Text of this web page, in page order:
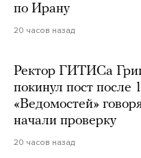
по Ирану
20 часов назад
Ректор ГИТИСа
покинул пост после
«Ведомостей»
начали проверку
20 часов назад